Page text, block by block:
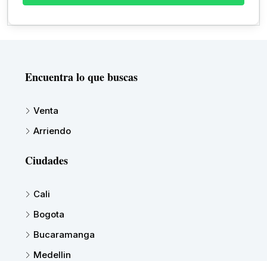
Encuentra lo que buscas
Venta
Arriendo
Ciudades
Cali
Bogota
Bucaramanga
Medellin